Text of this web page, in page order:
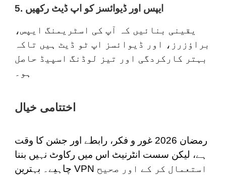
5. ایپس اور ڈیوائسز کو اپ ڈیٹ رکھیں
یقینی بنائیں کہ آپ کی اسٹریمنگ ایپس،
براؤزرز، اور ڈیوائسز اپ ٹو ڈیٹ ہیں تاکہ
بہتر کارکردگی اور تیز لوڈنگ اسپیڈ حاصل
ہو۔
اختتامی خیال
رمضان 2026 غور و فکر، رابطے اور جشن کا وقت
ہے، لیکن سست انٹرنیٹ اس میں رکاوٹ نہیں بننا
چاہیے۔ بہترین VPN استعمال کر کے اور صحیح